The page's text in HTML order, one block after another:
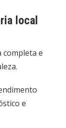
local
completa e
e